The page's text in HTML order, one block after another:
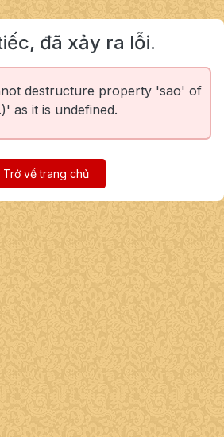
đã xảy ra lỗi.
destructure property 'sao' of
as it is undefined.
Trở về trang chủ